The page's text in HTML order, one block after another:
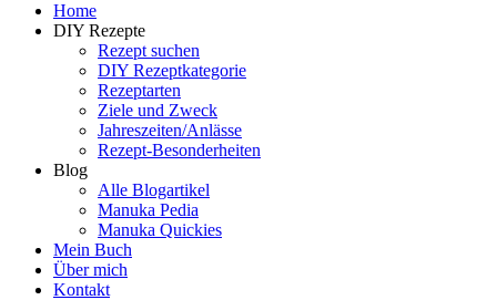
Manuka Magic – Natürlich schön:
Dein interaktiver DIY Beautyblog
Dein persönlicher interaktiver DIY Beautyblog
Home
DIY Rezepte
Rezept suchen
DIY Rezeptkategorie
Rezeptarten
Ziele und Zweck
Jahreszeiten/Anlässe
Rezept-Besonderheiten
Blog
Alle Blogartikel
Manuka Pedia
Manuka Quickies
Mein Buch
Über mich
Kontakt